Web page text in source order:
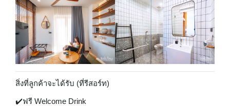
สิ่งที่ลูกค้าจะได้รับ (ที่รีสอร์ท)
✔️ฟรี Welcome Drink